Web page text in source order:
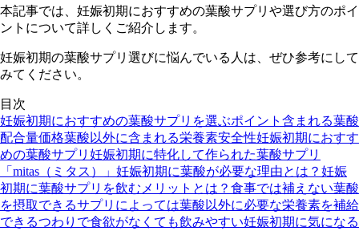
本記事では、妊娠初期におすすめの葉酸サプリや選び方のポイ
ントについて詳しくご紹介します。
妊娠初期の葉酸サプリ選びに悩んでいる人は、ぜひ参考にして
みてください。
目次
妊娠初期におすすめの葉酸サプリを選ぶポイント 含まれる葉酸
配合量価格葉酸以外に含まれる栄養素安全性妊娠初期におすす
めの葉酸サプリ 妊娠初期に特化して作られた葉酸サプリ
「mitas（ミタス）」 妊娠初期に葉酸が必要な理由とは？ 妊娠
初期に葉酸サプリを飲むメリットとは？ 食事では補えない葉酸
を摂取できるサプリによっては葉酸以外に必要な栄養素を補給
できるつわりで食欲がなくても飲みやすい妊娠初期に気になる